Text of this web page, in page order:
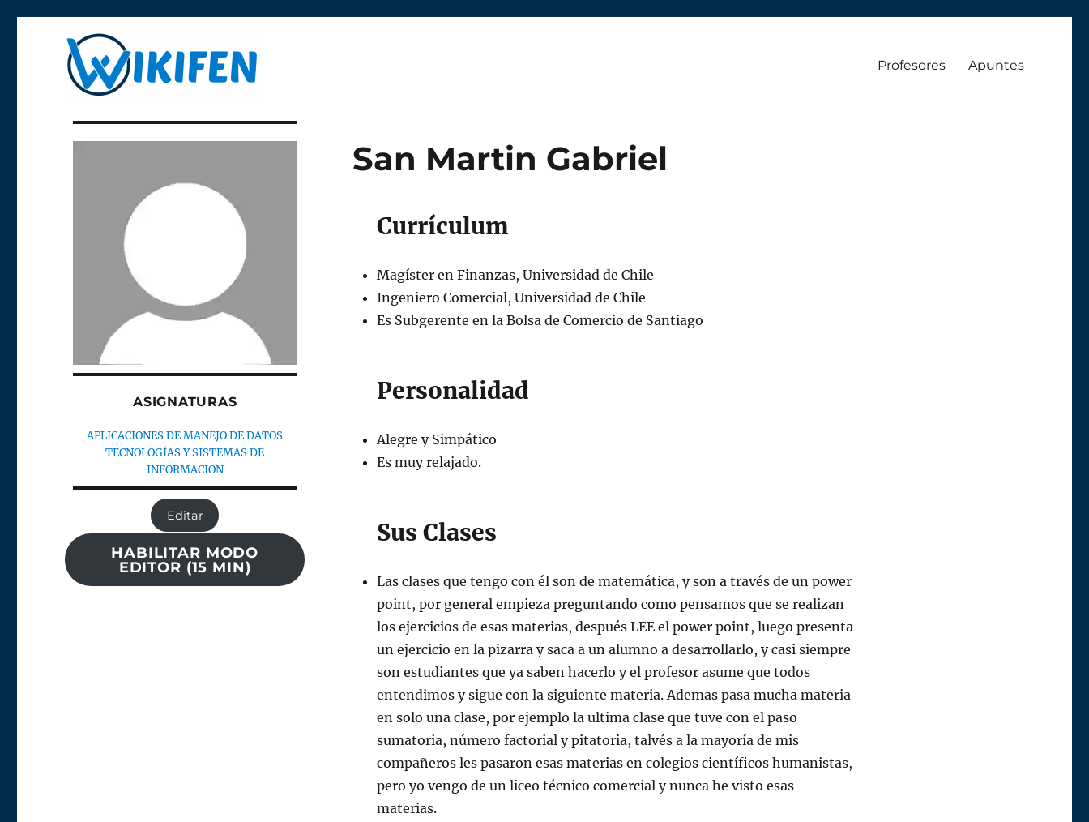
Wikifen
Profesores Apuntes
San Martin Gabriel
Currículum
Magíster en Finanzas, Universidad de Chile
Ingeniero Comercial, Universidad de Chile
Es Subgerente en la Bolsa de Comercio de Santiago
Personalidad
Alegre y Simpático
Es muy relajado.
Sus Clases
Las clases que tengo con él son de matemática, y son a través de un power
point, por general empieza preguntando como pensamos que se realizan
los ejercicios de esas materias, después LEE el power point, luego presenta
un ejercicio en la pizarra y saca a un alumno a desarrollarlo, y casi siempre
son estudiantes que ya saben hacerlo y el profesor asume que todos
entendimos y sigue con la siguiente materia. Ademas pasa mucha materia
en solo una clase, por ejemplo la ultima clase que tuve con el paso
sumatoria, número factorial y pitatoria, talvés a la mayoría de mis
compañeros les pasaron esas materias en colegios científicos humanistas,
pero yo vengo de un liceo técnico comercial y nunca he visto esas
materias.
ASIGNATURAS
APLICACIONES DE MANEJO DE DATOS
TECNOLOGÍAS Y SISTEMAS DE
INFORMACION
Editar
HABILITAR MODO
EDITOR (15 MIN)